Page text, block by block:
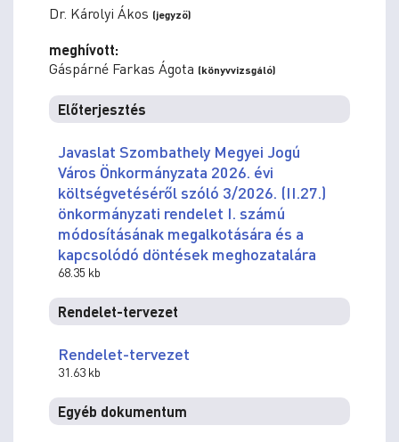
Dr. Károlyi Ákos (jegyző)
meghívott:
Gáspárné Farkas Ágota (könyvvizsgáló)
Előterjesztés
Javaslat Szombathely Megyei Jogú
Város Önkormányzata 2026. évi
költségvetéséről szóló 3/2026. (II.27.)
önkormányzati rendelet I. számú
módosításának megalkotására és a
kapcsolódó döntések meghozatalára
68.35 kb
Rendelet-tervezet
Rendelet-tervezet
31.63 kb
Egyéb dokumentum